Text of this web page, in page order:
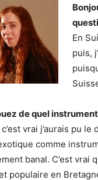
En
puis,
de quel
vrai j’aurais pu
comme
banal. C’est vrai
populaire en